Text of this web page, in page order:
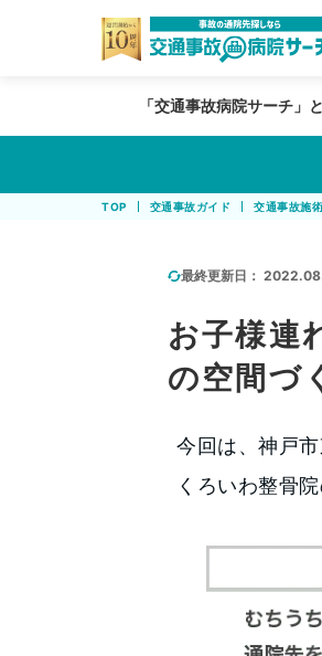
「交通事故病院サーチ」
TOP 交通事故ガイド 交通事故施
最終更新日：
お子様連
の空間づ
今回は、神戸
くろいわ整骨